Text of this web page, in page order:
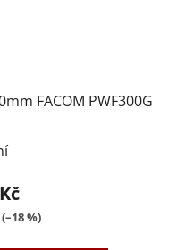
FACOM PWF300G
(–18 %)